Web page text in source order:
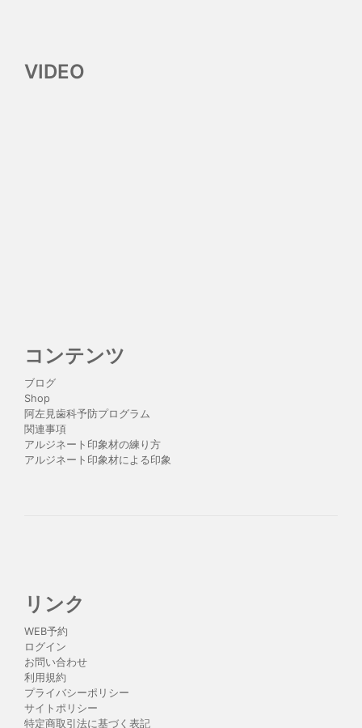
VIDEO
コンテンツ
ブログ
Shop
阿左見歯科予防プログラム
関連事項
アルジネート印象材の練り方
アルジネート印象材による印象
リンク
WEB予約
ログイン
お問い合わせ
利用規約
プライバシーポリシー
サイトポリシー
特定商取引法に基づく表記